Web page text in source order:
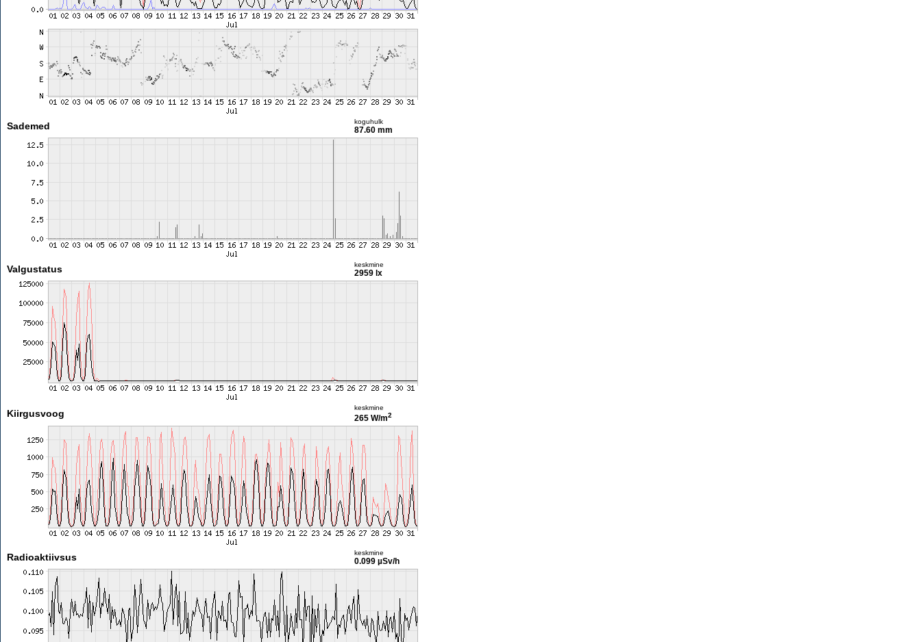
Sademed koguhulk
87.60 mm
Valgustatus keskmine
2959 lx
Kiirgusvoog
keskmine
265 W/m2
Radioaktiivsus keskmine
0.099 µSv/h